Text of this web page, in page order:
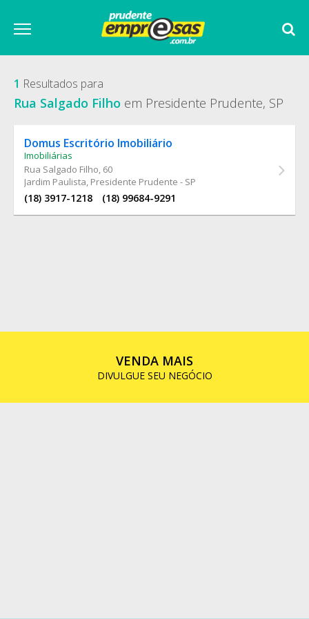
1 Resultados para
Rua Salgado Filho em Presidente Prudente, SP
Domus Escritório Imobiliário
Imobiliárias
Rua Salgado Filho, 60
Jardim Paulista, Presidente Prudente - SP
(18) 3917-1218 (18) 99684-9291
VENDA MAIS
DIVULGUE SEU NEGÓCIO